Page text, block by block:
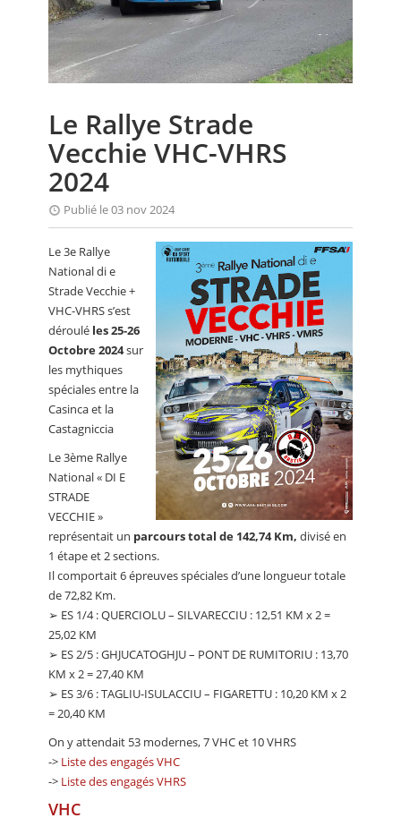
CALENDRIER
ANNUAIRES
PETITES ANNONCES
Le Rallye Strade
Vecchie VHC-VHRS
2024
Publié le 03 nov 2024
Le 3e Rallye
National di e
Strade Vecchie +
VHC-VHRS s’est
déroulé les 25-26
Octobre 2024sur
les mythiques
spéciales entre la
Casinca et la
Castagniccia
Le 3ème Rallye
National « DI E
STRADE
VECCHIE »
représentait un parcours total de 142,74 Km, divisé en
1 étape et 2 sections.
Il comportait 6 épreuves spéciales d’une longueur totale
de 72,82 Km.
➢ ES 1/4 : QUERCIOLU – SILVARECCIU : 12,51 KM x 2 =
25,02 KM
➢ ES 2/5 : GHJUCATOGHJU – PONT DE RUMITORIU : 13,70
KM x 2 = 27,40 KM
➢ ES 3/6 : TAGLIU-ISULACCIU – FIGARETTU : 10,20 KM x 2
= 20,40 KM
On y attendait 53 modernes, 7 VHC et 10 VHRS
-> Liste des engagés VHC
-> Liste des engagés VHRS
VHC